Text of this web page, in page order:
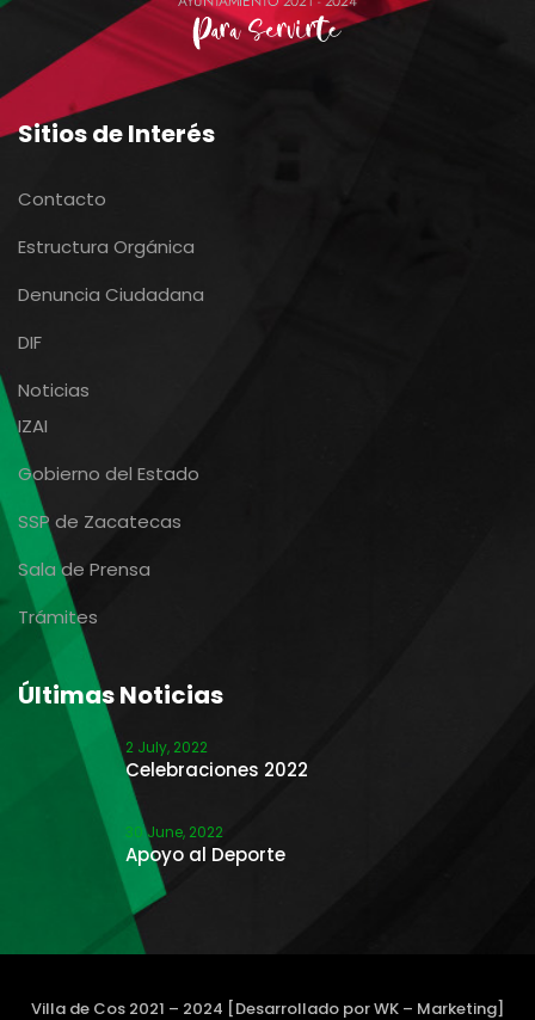
Sitios de Interés
Contacto
Estructura Orgánica
Denuncia Ciudadana
DIF
Noticias
IZAI
Gobierno del Estado
SSP de Zacatecas
Sala de Prensa
Trámites
Últimas Noticias
2 July, 2022
Celebraciones 2022
30 June, 2022
Apoyo al Deporte
Villa de Cos 2021 – 2024 [Desarrollado por WK – Marketing]